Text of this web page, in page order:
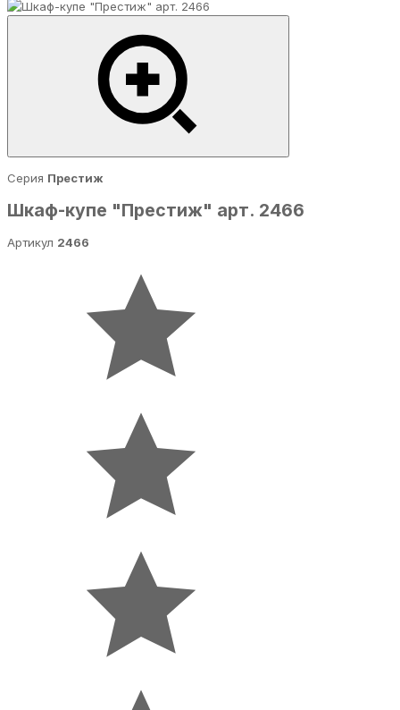
Серия Престиж
Шкаф-купе "Престиж" арт. 2466
Артикул 2466